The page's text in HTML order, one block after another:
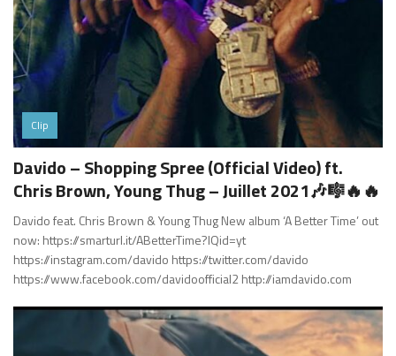
Clip
Davido – Shopping Spree (Official Video) ft.
Chris Brown, Young Thug – Juillet 2021🎶🎼🔥🔥
Davido feat. Chris Brown & Young Thug New album ‘A Better Time’ out
now: https://smarturl.it/ABetterTime?IQid=yt
https://instagram.com/davido https://twitter.com/davido
https://www.facebook.com/davidoofficial2 http://iamdavido.com